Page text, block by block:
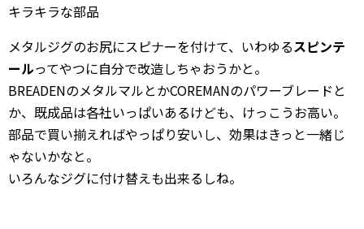
キラキラな部品
メタルジグのお尻にスピナーを付けて、いわゆるスピンテ
ールってやつに自分で改造しちゃおうかと。
BREADENのメタルマルとかCOREMANのパワーブレードと
か、既成品は各社いっぱいあるけども、けっこうお高い。
部品で買い揃えればやっぱり安いし、効果はきっと一緒じ
ゃないかなと。
いろんなジグに付け替えも出来るしね。